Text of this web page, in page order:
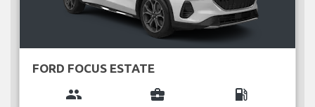
FORD FOCUS ESTATE
group business_center local_gas_station